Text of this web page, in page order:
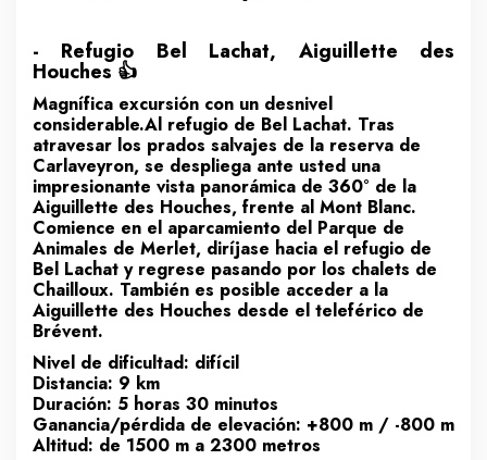
- Refugio Bel Lachat, Aiguillette des
Houches 👍
Magnífica excursión con un desnivel
considerable.Al refugio de Bel Lachat. Tras
atravesar los prados salvajes de la reserva de
Carlaveyron, se despliega ante usted una
impresionante vista panorámica de 360° de la
Aiguillette des Houches, frente al Mont Blanc.
Comience en el aparcamiento del Parque de
Animales de Merlet, diríjase hacia el refugio de
Bel Lachat y regrese pasando por los chalets de
Chailloux. También es posible acceder a la
Aiguillette des Houches desde el teleférico de
Brévent.
Nivel de dificultad: difícil
Distancia: 9 km
Duración: 5 horas 30 minutos
Ganancia/pérdida de elevación: +800 m / -800 m
Altitud: de 1500 m a 2300 metros